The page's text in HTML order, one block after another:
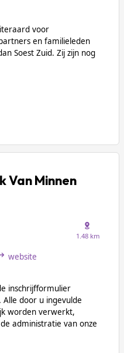
voor
en familieleden
Soest Zuid. Zij zijn nog
Van Minnen
1.48 km
website
inschrijfformulier
door u ingevulde
worden verwerkt,
administratie van onze